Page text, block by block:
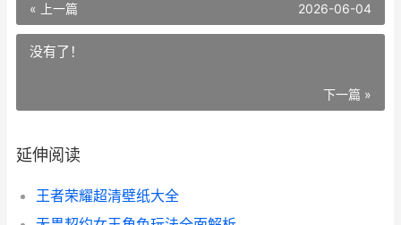
« 上一篇 2026-06-04
没有了！
下一篇 »
延伸阅读
王者荣耀超清壁纸大全